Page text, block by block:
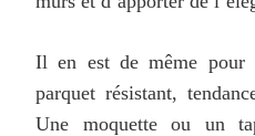
Il en est de même pour
parquet résistant,
Une moquette ou un